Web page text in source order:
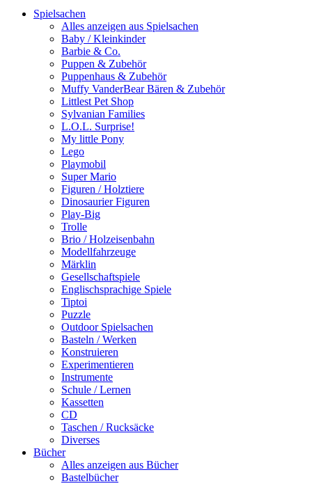
Spielsachen
Alles anzeigen aus Spielsachen
Baby / Kleinkinder
Barbie & Co.
Puppen & Zubehör
Puppenhaus & Zubehör
Muffy VanderBear Bären & Zubehör
Littlest Pet Shop
Sylvanian Families
L.O.L. Surprise!
My little Pony
Lego
Playmobil
Super Mario
Figuren / Holztiere
Dinosaurier Figuren
Play-Big
Trolle
Brio / Holzeisenbahn
Modellfahrzeuge
Märklin
Gesellschaftspiele
Englischsprachige Spiele
Tiptoi
Puzzle
Outdoor Spielsachen
Basteln / Werken
Konstruieren
Experimentieren
Instrumente
Schule / Lernen
Kassetten
CD
Taschen / Rucksäcke
Diverses
Bücher
Alles anzeigen aus Bücher
Bastelbücher